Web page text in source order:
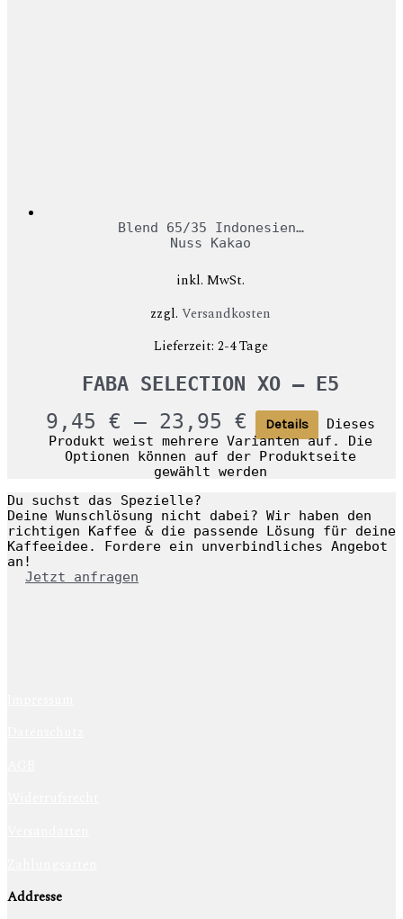
Blend 65/35 Indonesien…
Nuss Kakao
inkl. MwSt.
zzgl. Versandkosten
Lieferzeit: 2-4 Tage
FABA SELECTION XO – E5
9,45€ – 23,95€ Details
Dieses
Produkt weist mehrere Varianten auf. Die
Optionen können auf der Produktseite
gewählt werden
Du suchst das Spezielle?
Deine Wunschlösung nicht dabei? Wir haben den
richtigen Kaffee & die passende Lösung für deine
Kaffeeidee. Fordere ein unverbindliches Angebot
an!
Jetzt anfragen
Addresse